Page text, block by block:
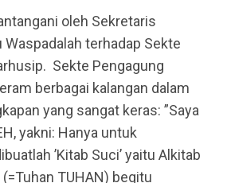
oleh Sekretaris
terhadap Sekte
Sekte Pengagung
berbagai kalangan dalam
yang sangat keras: ”Saya
yakni: Hanya untuk
’Kitab Suci’ yaitu Alkitab
TUHAN) begitu